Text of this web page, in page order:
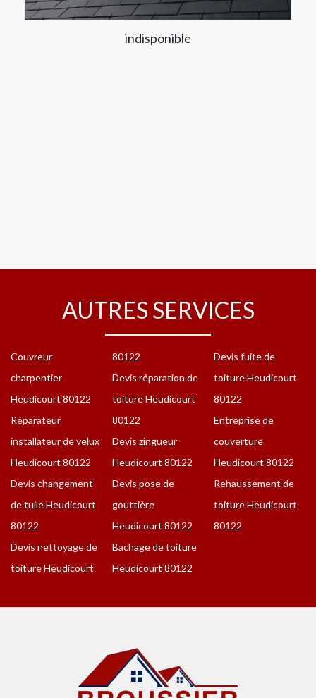
indisponible
AUTRES SERVICES
Couvreur
charpentier
Heudicourt 80122
Réparateur
installateur de velux
Heudicourt 80122
Devis changement
de tuile Heudicourt
80122
Devis nettoyage de
toiture Heudicourt
80122
Devis réparation de
toiture Heudicourt
80122
Devis zingueur
Heudicourt 80122
Devis pose de
gouttière
Heudicourt 80122
Bachage de toiture
Heudicourt 80122
Devis fuite de
toiture Heudicourt
80122
Entreprise de
couverture
Heudicourt 80122
Rehaussement de
toiture Heudicourt
80122